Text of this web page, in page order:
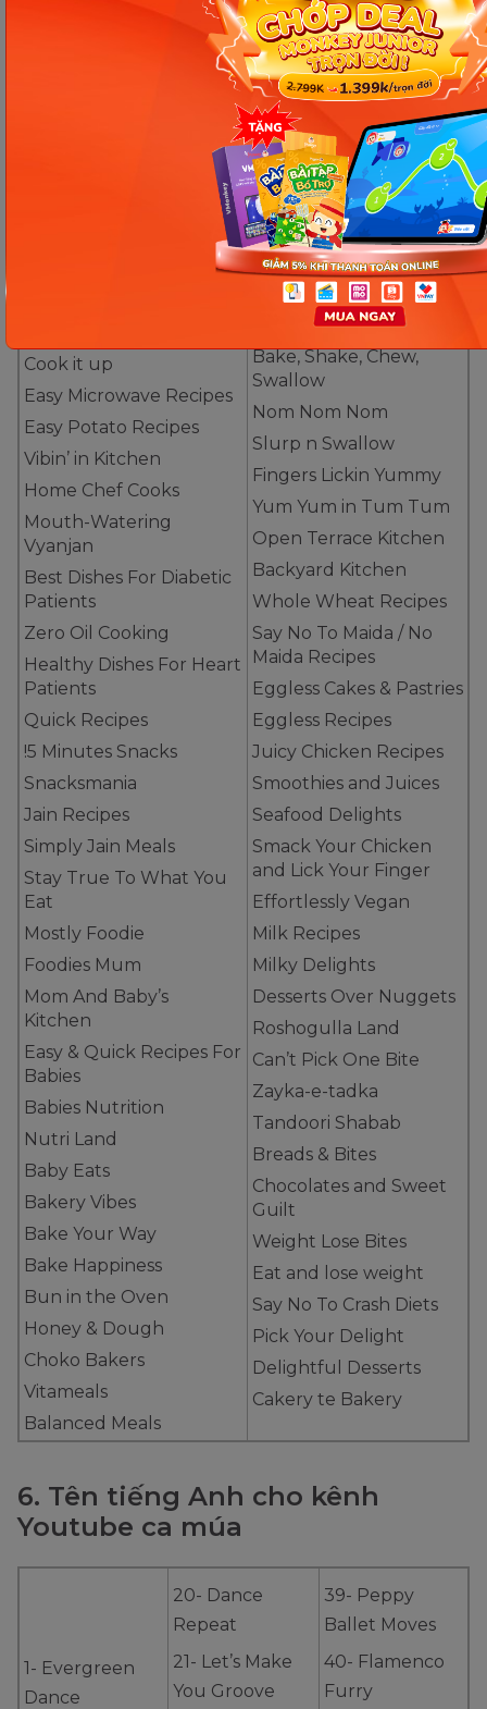
Đặt tên kênh youtube về âm nhạc. (Ảnh: Internet)
5. Tên kênh Youtube tiếng Anh
hay về ẩm thực bằng tiếng Anh
Cooking With Nutrients
Cook it up
Easy Microwave Recipes
Easy Potato Recipes
Vibin’ in Kitchen
Home Chef Cooks
Mouth-Watering
Vyanjan
Best Dishes For Diabetic
Patients
Zero Oil Cooking
Healthy Dishes For Heart
Patients
Quick Recipes
!5 Minutes Snacks
Snacksmania
Jain Recipes
Simply Jain Meals
Stay True To What You
Eat
Mostly Foodie
Foodies Mum
Mom And Baby’s
Kitchen
Easy & Quick Recipes For
Babies
Babies Nutrition
Nutri Land
Baby Eats
Bakery Vibes
Bake Your Way
Bake Happiness
Bun in the Oven
Honey & Dough
Choko Bakers
Vitameals
Balanced Meals
Balanced Diet
Watch Out What You
Eat
Cookery Wookery
Baking Shaking
Bake, Shake, Chew,
Swallow
Nom Nom Nom
Slurp n Swallow
Fingers Lickin Yummy
Yum Yum in Tum Tum
Open Terrace Kitchen
Backyard Kitchen
Whole Wheat Recipes
Say No To Maida / No
Maida Recipes
Eggless Cakes & Pastries
Eggless Recipes
Juicy Chicken Recipes
Smoothies and Juices
Seafood Delights
Smack Your Chicken
and Lick Your Finger
Effortlessly Vegan
Milk Recipes
Milky Delights
Desserts Over Nuggets
Roshogulla Land
Can’t Pick One Bite
Zayka-e-tadka
Tandoori Shabab
Breads & Bites
Chocolates and Sweet
Guilt
Weight Lose Bites
Eat and lose weight
Say No To Crash Diets
Pick Your Delight
Delightful Desserts
Cakery te Bakery
6. Tên tiếng Anh cho kênh
Youtube ca múa
1- Evergreen
Dance
20- Dance
Repeat
21- Let’s Make
You Groove
39- Peppy
Ballet Moves
40- Flamenco
Furry